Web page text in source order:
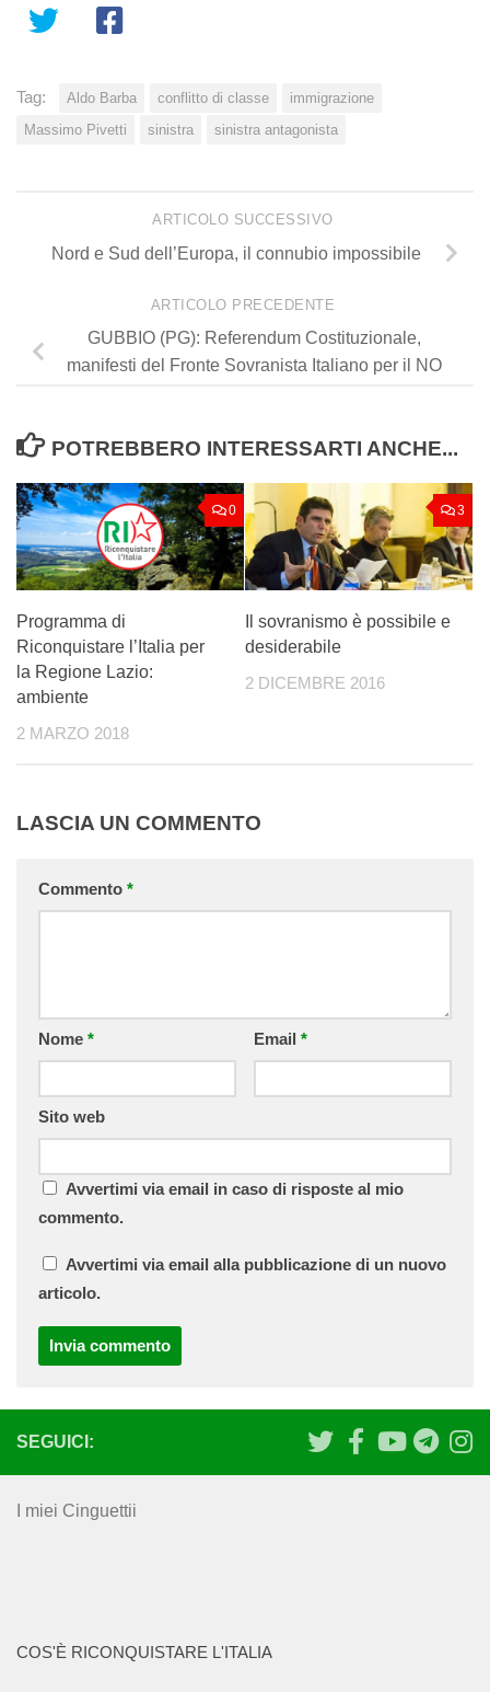
Tag: Aldo Barba conflitto di classe
immigrazione
Massimo Pivetti
sinistra sinistra antagonista
ARTICOLO SUCCESSIVO
Nord e Sud dell’Europa, il connubio impossibile
ARTICOLO PRECEDENTE
GUBBIO (PG): Referendum Costituzionale,
manifesti del Fronte Sovranista Italiano per il NO
POTREBBERO INTERESSARTI ANCHE...
0
Programma di
Riconquistare l’Italia per
la Regione Lazio:
ambiente
2 MARZO 2018
3
Il sovranismo è possibile e
desiderabile
2 DICEMBRE 2016
LASCIA UN COMMENTO
Commento *
Nome * Email *
Sito web
Avvertimi via email in caso di risposte al mio
commento.
Avvertimi via email alla pubblicazione di un nuovo
articolo.
SEGUICI:
I miei Cinguettii
COS'È RICONQUISTARE L'ITALIA